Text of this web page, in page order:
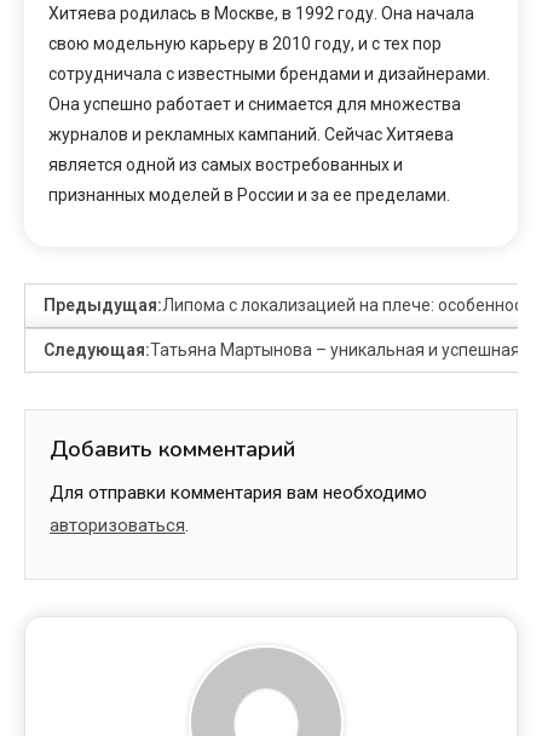
Хитяева родилась в Москве, в 1992 году. Она начала
свою модельную карьеру в 2010 году, и с тех пор
сотрудничала с известными брендами и дизайнерами.
Она успешно работает и снимается для множества
журналов и рекламных кампаний. Сейчас Хитяева
является одной из самых востребованных и
признанных моделей в России и за ее пределами.
Предыдущая:Липома с локализацией на плече:
Следующая:Татьяна Мартынова – уникальная и успешная
Добавить комментарий
Для отправки комментария вам необходимо
авторизоваться